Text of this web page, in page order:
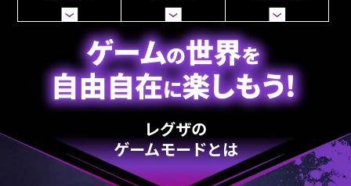
レグザの
ゲームモードとは